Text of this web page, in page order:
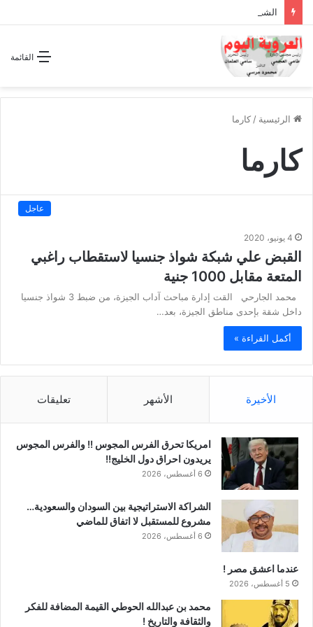
القائمة
الرئيسية / كارما
كارما
عاجل
4 يونيو، 2020
القبض علي شبكة شواذ جنسيا لاستقطاب راغبي
المتعة مقابل 1000 جنية
محمد الجارحي القت إدارة مباحث آداب الجيزة، من ضبط 3 شواذ جنسيا
داخل شقة بإحدى مناطق الجيزة، بعد…
أكمل القراءة »
الأخيرة الأشهر تعليقات
امريكا تحرق الفرس المجوس !! والفرس المجوس
يريدون احراق دول الخليج!!
6 أغسطس، 2026
الشراكة الاستراتيجية بين السودان والسعودية…
مشروع للمستقبل لا اتفاق للماضي
6 أغسطس، 2026
عندما اعشق مصر !
5 أغسطس، 2026
محمد بن عبدالله الحوطي القيمة المضافة للفكر
والثقافة والتاريخ !